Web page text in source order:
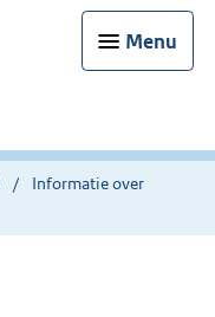
Menu
Informatie over